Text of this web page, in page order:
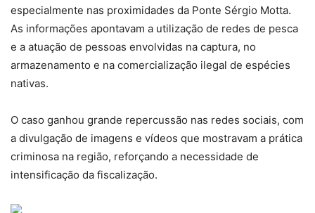
especialmente nas proximidades da Ponte Sérgio Motta.
As informações apontavam a utilização de redes de pesca
e a atuação de pessoas envolvidas na captura, no
armazenamento e na comercialização ilegal de espécies
nativas.
O caso ganhou grande repercussão nas redes sociais, com
a divulgação de imagens e vídeos que mostravam a prática
criminosa na região, reforçando a necessidade de
intensificação da fiscalização.